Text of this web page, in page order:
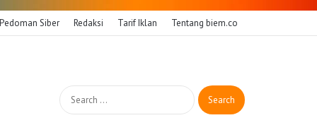
Pedoman Siber Redaksi Tarif Iklan Tentang biem.co
Search
for: